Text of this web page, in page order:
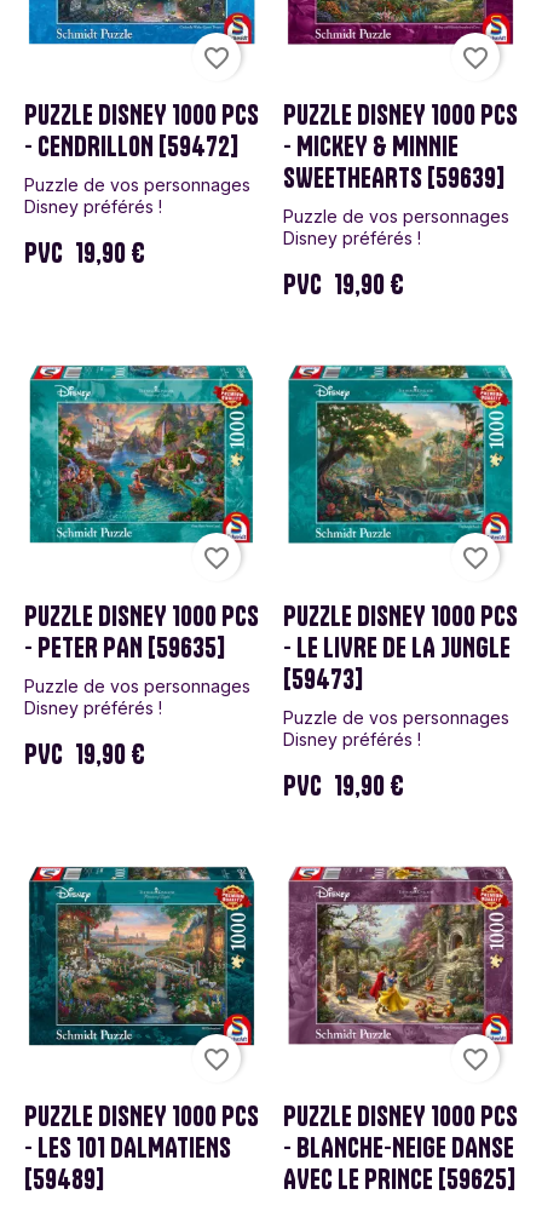
PUZZLE DISNEY 1000 PCS
- CENDRILLON [59472]
Puzzle de vos personnages
Disney préférés !
PVC 19,90 €
favorite_border
PUZZLE DISNEY 1000 PCS
- MICKEY & MINNIE
SWEETHEARTS [59639]
Puzzle de vos personnages
Disney préférés !
PVC 19,90 €
favorite_border
PUZZLE DISNEY 1000 PCS
- PETER PAN [59635]
Puzzle de vos personnages
Disney préférés !
PVC 19,90 €
favorite_border
PUZZLE DISNEY 1000 PCS
- LE LIVRE DE LA JUNGLE
[59473]
Puzzle de vos personnages
Disney préférés !
PVC 19,90 €
favorite_border
PUZZLE DISNEY 1000 PCS
- LES 101 DALMATIENS
[59489]
favorite_border
PUZZLE DISNEY 1000 PCS
- BLANCHE-NEIGE DANSE
AVEC LE PRINCE [59625]
favorite_border